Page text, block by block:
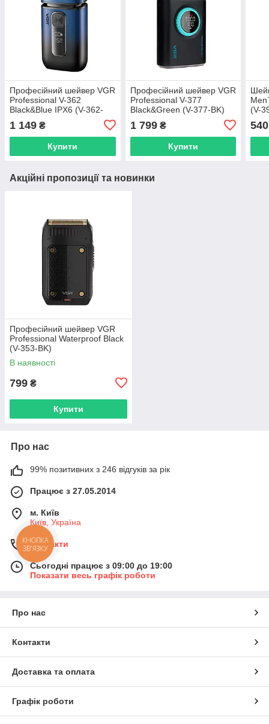
Професійний шейвер VGR
Professional V-362
Black&Blue IPX6 (V-362-
1 149 ₴
Купити
Професійний шейвер VGR
Professional V-377
Black&Green (V-377-BK)
1 799₴
Купити
(V-
540
Акційні пропозиції та новинки
Професійний шейвер VGR
Professional Waterproof Black
(V-353-BK)
В наявності
799 ₴
Купити
Про нас
99% позитивних з 246 відгуків за рік
Працює з 27.05.2014
м. Київ
Київ, Україна
Контакти
Сьогодні працює з 09:00 до 19:00
Показати весь графік роботи
Про нас
Контакти
Доставка та оплата
Графік роботи
КНОПКА
ЗВ'ЯЗКУ